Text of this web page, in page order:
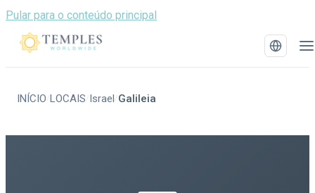
Pular para o conteúdo principal
INÍCIO /LOCAIS / Israel / Galileia